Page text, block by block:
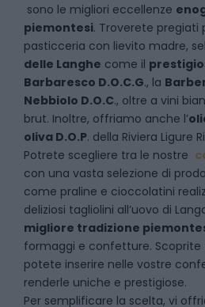
sono le migliori eccellenze
piemontesi. Troverete pregiati
pasticceria con lievito madre,
delle Langhe come il
Barbaresco D.O.C.G., la
Nebbiolo D.O.C., oltre a vini
brut. Inoltre, offriamo anche l’
oliva D.O.P. della Riviera Ligure
Potrete scegliere tra le nostre
con una vasta selezione di
come praline e cioccolatini
deliziosi tagliolini all’uovo di
migliore tradizione
formaggi e confetture.
potete inserire nelle vostre
renderle uniche e prestigiose.
Per semplificare la scelta, vi